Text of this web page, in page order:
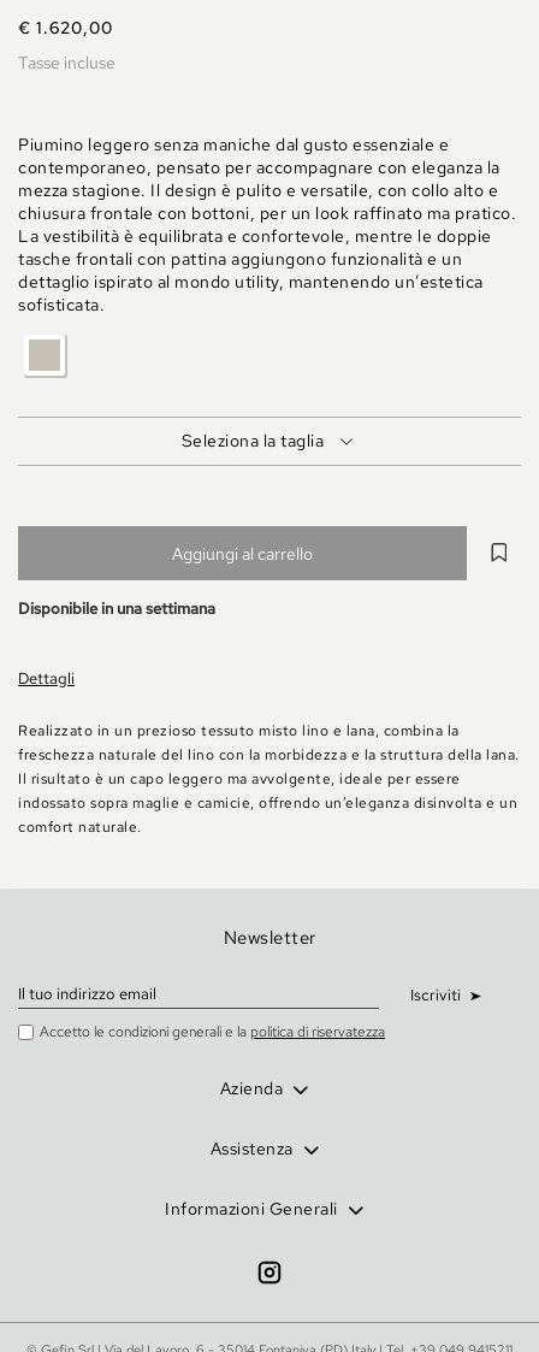
€ 1.620,00
Tasse incluse
Piumino leggero senza maniche dal gusto essenziale e
contemporaneo, pensato per accompagnare con eleganza la
mezza stagione. Il design è pulito e versatile, con collo alto e
chiusura frontale con bottoni, per un look raffinato ma pratico.
La vestibilità è equilibrata e confortevole, mentre le doppie
tasche frontali con pattina aggiungono funzionalità e un
dettaglio ispirato al mondo utility, mantenendo un’estetica
sofisticata.
MELANGE
Seleziona la taglia
Aggiungi al carrello
Disponibile in una settimana
Dettagli
Realizzato in un prezioso tessuto misto lino e lana, combina la
freschezza naturale del lino con la morbidezza e la struttura della lana.
Il risultato è un capo leggero ma avvolgente, ideale per essere
indossato sopra maglie e camicie, offrendo un’eleganza disinvolta e un
comfort naturale.
Newsletter
Iscriviti
Accetto le condizioni generali e la politica di riservatezza
Azienda
Assistenza
Informazioni Generali